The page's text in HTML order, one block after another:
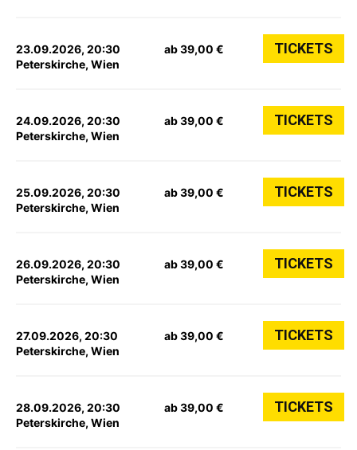
23.09.2026, 20:30
Peterskirche, Wien
ab 39,00 € TICKETS
24.09.2026, 20:30
Peterskirche, Wien
ab 39,00 € TICKETS
25.09.2026, 20:30
Peterskirche, Wien
ab 39,00 € TICKETS
26.09.2026, 20:30
Peterskirche, Wien
ab 39,00 € TICKETS
27.09.2026, 20:30
Peterskirche, Wien
ab 39,00 € TICKETS
28.09.2026, 20:30
Peterskirche, Wien
ab 39,00 € TICKETS